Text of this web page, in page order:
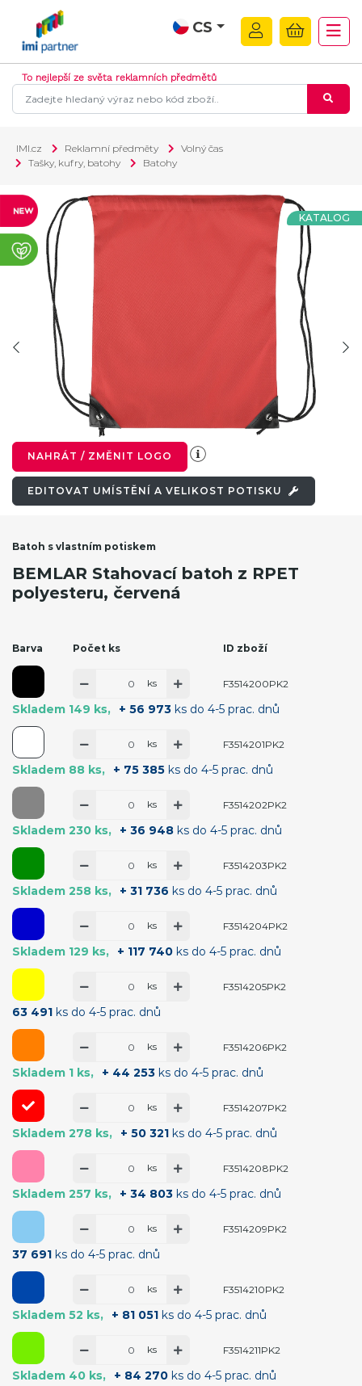
CS
To nejlepší ze světa reklamních předmětů
IMI.cz Reklamní předměty
Volný čas
Tašky, kufry, batohy
Batohy
KATALOG
NAHRÁT / ZMĚNIT LOGO
EDITOVAT UMÍSTĚNÍ A VELIKOST POTISKU
Batoh s vlastním potiskem
BEMLAR Stahovací batoh z RPET
polyesteru, červená
Barva Počet ks ID zboží
Skladem 149 ks + 56 973 ks do 4-5 prac. dnů
ks F3514200PK2
Skladem 88 ks + 75 385 ks do 4-5 prac. dnů
ks F3514201PK2
Skladem 230 ks + 36 948 ks do 4-5 prac. dnů
ks F3514202PK2
Skladem 258 ks + 31 736 ks do 4-5 prac. dnů
ks F3514203PK2
Skladem 129 ks + 117 740 ks do 4-5 prac. dnů
ks F3514204PK2
63 491 ks do 4-5 prac. dnů
ks F3514205PK2
Skladem 1 ks + 44 253 ks do 4-5 prac. dnů
ks F3514206PK2
Skladem 278 ks + 50 321 ks do 4-5 prac. dnů
ks F3514207PK2
Skladem 257 ks + 34 803 ks do 4-5 prac. dnů
ks F3514208PK2
37 691 ks do 4-5 prac. dnů
ks F3514209PK2
Skladem 52 ks + 81 051 ks do 4-5 prac. dnů
ks F3514210PK2
Skladem 40 ks + 84 270 ks do 4-5 prac. dnů
ks F3514211PK2